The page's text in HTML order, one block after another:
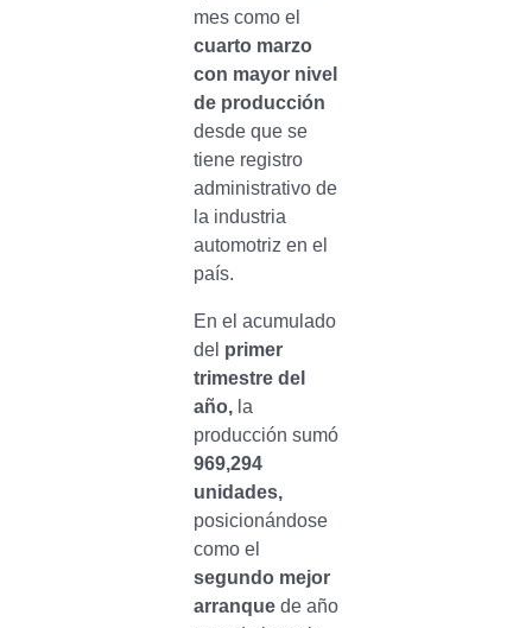
mes como el
cuarto marzo
con mayor nivel
de producción
desde que se
tiene registro
administrativo de
la industria
automotriz en el
país.
En el acumulado
del primer
trimestre del
año,la
producción sumó
969,294
unidades,
posicionándose
como el
segundo mejor
arranquede año